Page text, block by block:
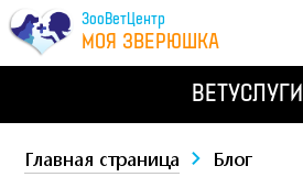
ЗооВетЦентр
МОЯ ЗВЕРЮШКА
ВЕТУСЛУГИ
Главная страница Блог